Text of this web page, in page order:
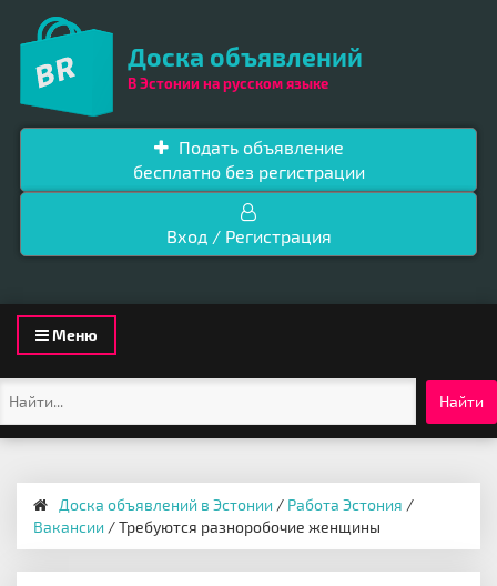
Доска объявлений
В Эстонии на русском языке
Подать объявление
бесплатно без регистрации
Вход / Регистрация
Toggle
navigation
Меню
Найти
Доска объявлений в Эстонии / Работа Эстония /
Вакансии / Требуются разноробочие женщины